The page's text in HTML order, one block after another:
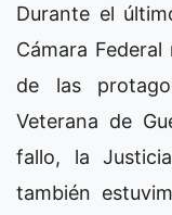
Durante el
Cámara
de las
Veterana de
fallo, la
también